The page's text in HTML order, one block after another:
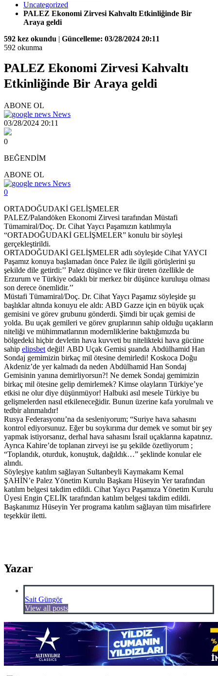
Uncategorized
PALEZ Ekonomi Zirvesi Kahvaltı Etkinliğinde Bir
Araya geldi
592 kez okundu | Güncelleme: 03/28/2024 20:11
592 okunma
PALEZ Ekonomi Zirvesi Kahvaltı
Etkinliğinde Bir Araya geldi
ABONE OL
News
03/28/2024 20:11
0
BEĞENDİM
ABONE OL
News
0
ORTADOĞUDAKİ GELİŞMELER
PALEZ/Palandöken Ekonomi Zirvesi tarafından Müstafi
Tümamiral/Doç. Dr. Cihat Yaycı Paşamızın katılımıyla
“ORTADOĞUDAKİ GELİŞMELER” konulu bir söyleşi
gerçekleştirildi.
ORTADOĞUDAKİ GELİŞMELER adlı söyleşide Cihat YAYCI
Paşamız konuya başlamadan önce Palez ile ilgili görüşlerini şu
şekilde dile getirdi:’’ Palez düşünce ve fikir üreten özellikle de
Erzurum ve Türkiye odaklı bir merkez bir düşünce kuruluşu olması
son derece önemlidir.’’
Müstafi Tümamiral/Doç. Dr. Cihat Yaycı Paşamız söyleşide şu
başlıklar altında konuyu ele aldı: ABD Gazze için en büyük uçak
gemisini ve görev grubunu gönderdi. Şimdi bir uçak gemisi de
yolda. Bu uçak gemileri ve görev gruplarının sahip olduğu uçakların
niteliği ve mühimmatlarının modernliklerine baktığımızda bu
bölgedeki hiçbir devletin hava kuvveti bu nitelikteki hava gücüne
sahip elipsbet değil! ABD Uçak Gemisi şuanda Abdülhamid Han
Sondaj gemimizin birkaç mil ötesine demirledi! Koskoca Doğu
Akdeniz’de yer kalmadı da neden Abdülhamid Han Sondaj
Gemisinin yanına demirliyorsun?! Ne demek Sondaj gemimizin
birkaç mil ötesine gelip demirlemek? Kimse olayların Türkiye’ye
etkisi ne olur diye düşünmüyor! Halbuki asıl mesele Türkiye bu
gelişmelerden nasıl etkileneceğidir. Bunun üzerine kafa yorulmalı ve
tedbir alınmalıdır!
Rusya Federasyonu’na da sesleniyorum; “Suriye hava sahasını
kontrol ediyorsunuz. Eğer bu soykırıma dur demek ve somut bir şey
yapmak istiyorsanız, derhal hava sahasını İsrail uçaklarına kapatınız.
Ayrıca Kahire’de toplanan zirveyi ise şu şekilde özetliyorum ;
“Toplandık, oturduk, konuştuk, dağıldık…” şeklinde konular ele
alındı.
Söyleşiye katılım sağlayan Sultanbeyli Kaymakamı Kemal
ŞAHİN’e Palez Yönetim Kurulu Başkanı Hüseyin Yer tarafından
katılım belgesi takdim edildi. Cihat Yaycı Paşamıza Yönetim Kurulu
Üyesi Engin ÇELİK tarafından katılım belgesi takdim edildi.
Başkanımız Hüseyin Yer programa katılım sağlayan tüm misafirlere
teşekkür iletti.
Yazar
Sait Güngör
View all posts